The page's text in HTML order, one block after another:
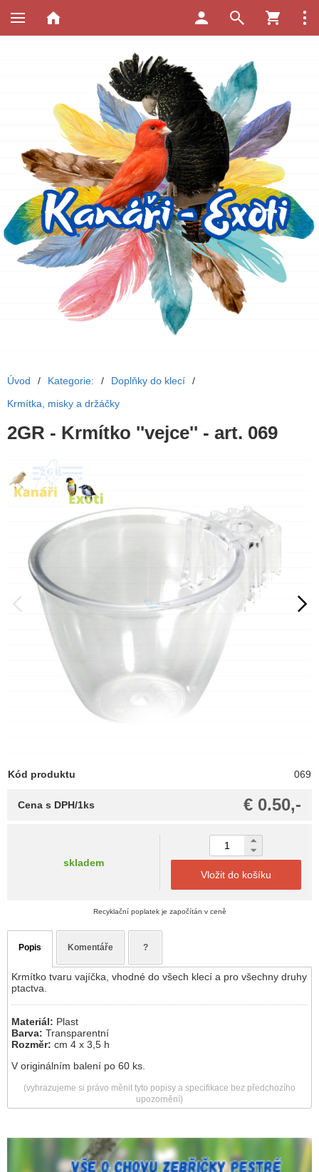
Úvod / Kategorie: / Doplňky do klecí
/
Krmítka, misky a držáčky
2GR - Krmítko ''vejce'' - art. 069
Kód produktu 069
€ 0.50,-
Cena s DPH/1ks
skladem
Vložit do košíku
Recyklační poplatek je započítán v ceně
Popis Komentáře ?
Krmítko tvaru vajíčka, vhodné do všech klecí a pro všechny druhy
ptactva.
Materiál: Plast
Barva: Transparentní
Rozměr: cm 4 x 3,5 h
V originálním balení po 60 ks.
(vyhrazujeme si právo měnit tyto popisy a specifikace bez předchozího
upozornění)